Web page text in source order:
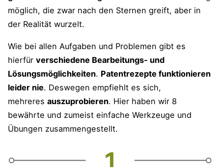
möglich, die zwar nach den Sternen greift, aber in
der Realität wurzelt.
Wie bei allen Aufgaben und Problemen gibt es
hierfür verschiedene Bearbeitungs- und
Lösungsmöglichkeiten. Patentrezepte funktionieren
leider nie. Deswegen empfiehlt es sich,
mehreres auszuprobieren. Hier haben wir 8
bewährte und zumeist einfache Werkzeuge und
Übungen zusammengestellt.